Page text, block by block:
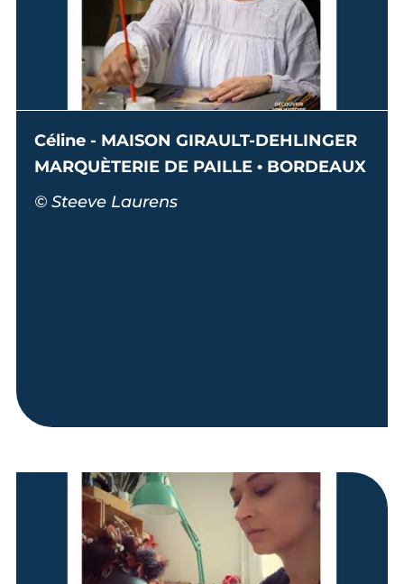
Céline - MAISON GIRAULT-DEHLINGER
MARQUÈTERIE DE PAILLE • BORDEAUX
© Steeve Laurens